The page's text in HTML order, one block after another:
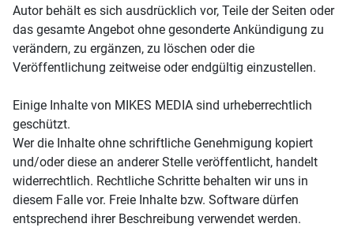
Autor behält es sich ausdrücklich vor, Teile der Seiten oder
das gesamte Angebot ohne gesonderte Ankündigung zu
verändern, zu ergänzen, zu löschen oder die
Veröffentlichung zeitweise oder endgültig einzustellen.
Einige Inhalte von MIKES MEDIA sind urheberrechtlich
geschützt.
Wer die Inhalte ohne schriftliche Genehmigung kopiert
und/oder diese an anderer Stelle veröffentlicht, handelt
widerrechtlich. Rechtliche Schritte behalten wir uns in
diesem Falle vor. Freie Inhalte bzw. Software dürfen
entsprechend ihrer Beschreibung verwendet werden.